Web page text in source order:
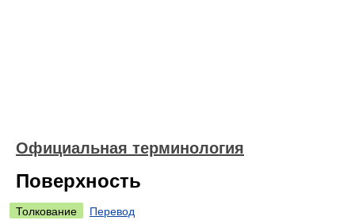
Официальная терминология
Поверхность
Толкование
Перевод